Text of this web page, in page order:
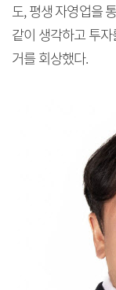
도, 평생 자영업을
같이 생각하고 투
거를 회상했다.